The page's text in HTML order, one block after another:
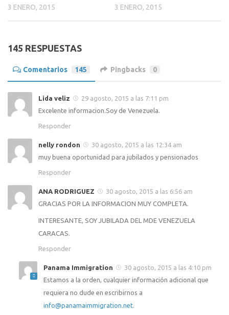
3 ENERO, 2015 3 ENERO, 2015
145 RESPUESTAS
Comentarios 145 Pingbacks 0
Lida veliz
29 agosto, 2015 a las 7:11 pm
Excelente informacion.Soy de Venezuela.
Responder
nelly rondon
30 agosto, 2015 a las 12:34 am
muy buena oportunidad para jubilados y pensionados
Responder
ANA RODRIGUEZ
30 agosto, 2015 a las 6:56 am
GRACIAS POR LA INFORMACION MUY COMPLETA.
INTERESANTE, SOY JUBILADA DEL MDE VENEZUELA
CARACAS.
Responder
Panama Immigration
30 agosto, 2015 a las 4:10 pm
Estamos a la orden, cualquier información adicional que
requiera no dude en escribirnos a
info@panamaimmigration.net.